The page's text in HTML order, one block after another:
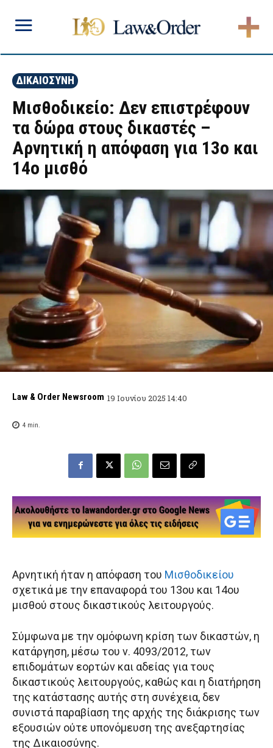
ΔΙΚΑΙΟΣΥΝΗ
Μισθοδικείο: Δεν επιστρέφουν
τα δώρα στους δικαστές –
Αρνητική η απόφαση για 13ο και
14ο μισθό
Law & Order Newsroom 19 Ιουνίου 2025 14:40
4 min.
Αρνητική ήταν η απόφαση του Μισθοδικείου
σχετικά με την επαναφορά του 13ου και 14ου
μισθού στους δικαστικούς λειτουργούς.
Σύμφωνα με την ομόφωνη κρίση των δικαστών, η
κατάργηση, μέσω του ν. 4093/2012, των
επιδομάτων εορτών και αδείας για τους
δικαστικούς λειτουργούς, καθώς και η διατήρηση
της κατάστασης αυτής στη συνέχεια, δεν
συνιστά παραβίαση της αρχής της διάκρισης των
εξουσιών ούτε υπονόμευση της ανεξαρτησίας
της Δικαιοσύνης.